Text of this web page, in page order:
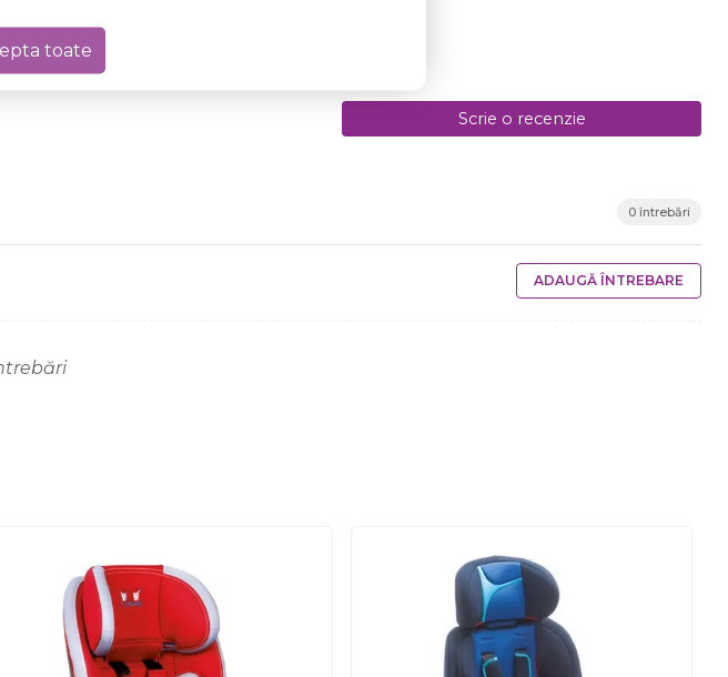
Scrie o recenzie
0 întrebări
ADAUGĂ ÎNTREBARE
toate